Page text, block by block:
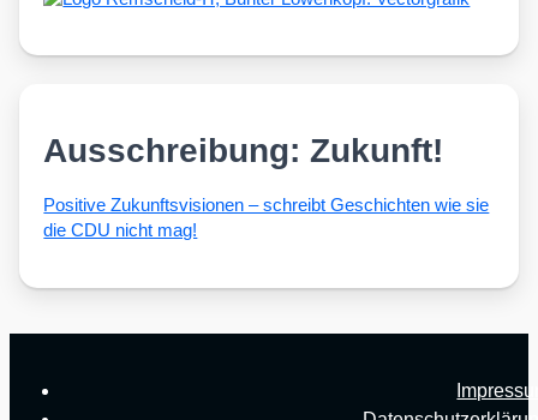
Ausschreibung: Zukunft!
Posi­ti­ve Zukunfts­vi­sio­nen – schreibt Geschich­ten wie sie
die CDU nicht mag!